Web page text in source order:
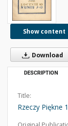
Show content
Download
DESCRIPTION
Title:
Rzeczy Piękne